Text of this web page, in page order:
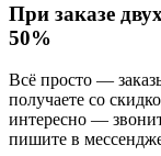
При заказе
50%
Всё просто —
получаете со
интересно —
пишите в